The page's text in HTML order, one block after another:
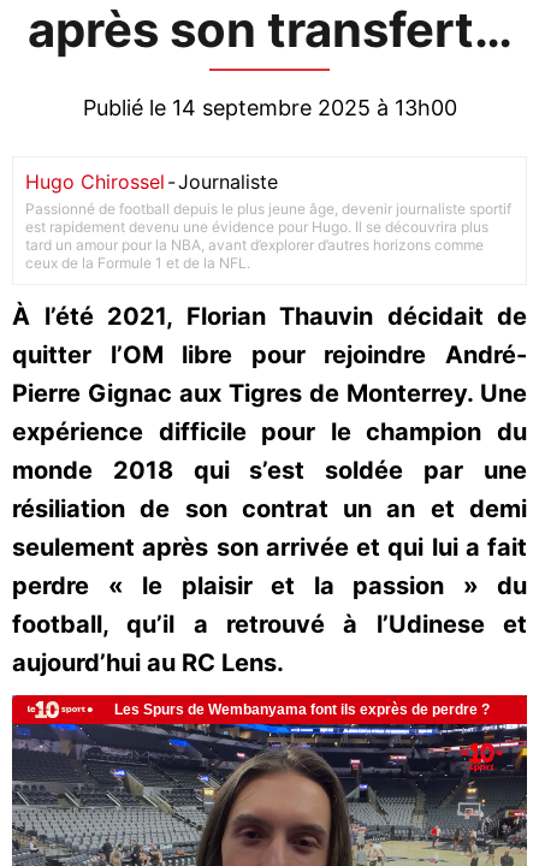
après son transfert…
Publié le 14 septembre 2025 à 13h00
Hugo Chirossel -Journaliste
Passionné de football depuis le plus jeune âge, devenir journaliste sportif
est rapidement devenu une évidence pour Hugo. Il se découvrira plus
tard un amour pour la NBA, avant d’explorer d’autres horizons comme
ceux de la Formule 1 et de la NFL.
À l’été 2021, Florian Thauvin décidait de
quitter l’OM libre pour rejoindre André-
Pierre Gignac aux Tigres de Monterrey. Une
expérience difficile pour le champion du
monde 2018 qui s’est soldée par une
résiliation de son contrat un an et demi
seulement après son arrivée et qui lui a fait
perdre « le plaisir et la passion » du
football, qu’il a retrouvé à l’Udinese et
aujourd’hui au RC Lens.